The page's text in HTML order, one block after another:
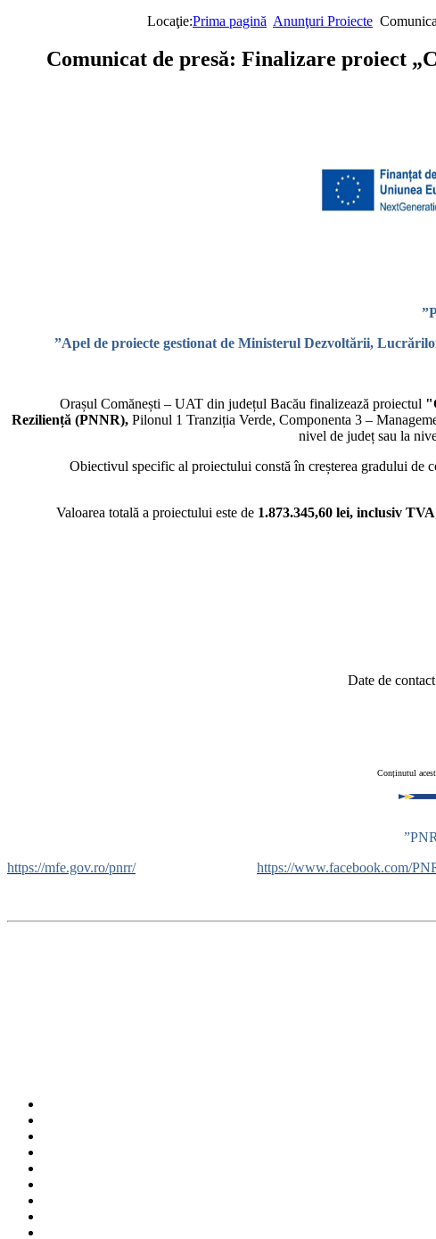
Locaţie:Prima pagină Anunţuri Proiecte
Comunicat de presă: Finalizare proiect
”Apel de proiecte gestionat de Ministerul Dezvoltării,
Orașul Comănești – UAT din județul Bacău finalizează proiectul
Reziliență (PNNR),Pilonul 1 Tranziția Verde, Componenta 3 –
nivel de județ sau la
Obiectivul specific al proiectului constă în creșterea gradului de
Valoarea totală a proiectului este de 1.873.345,60 lei, inclusiv TVA
Date de
Conținutul
https://mfe.gov.ro/pnrr/
https://www.facebook.com/